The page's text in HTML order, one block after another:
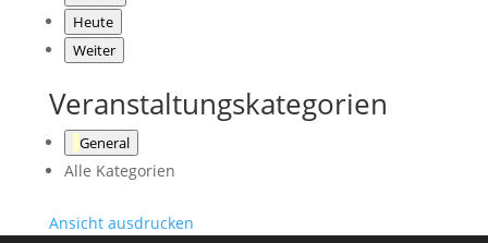
Heute
Weiter
Veranstaltungskategorien
General
Alle Kategorien
Ansichtausdrucken